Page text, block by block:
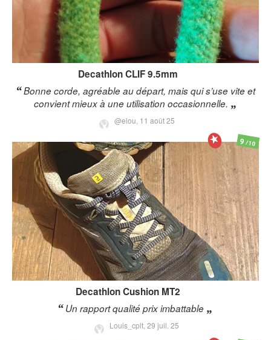
Decathlon CLIF 9.5mm
Bonne corde, agréable au départ, mais qui s’use vite et
convient mieux à une utilisation occasionnelle.
@elou, 11 août 25
Decathlon Cushion MT2
Un rapport qualité prix imbattable
Louis_cplt, 29 juil. 25
9/10